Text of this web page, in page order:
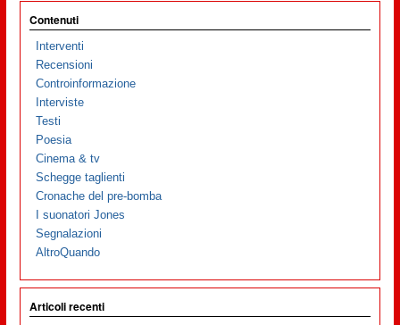
Contenuti
Interventi
Recensioni
Controinformazione
Interviste
Testi
Poesia
Cinema & tv
Schegge taglienti
Cronache del pre-bomba
I suonatori Jones
Segnalazioni
AltroQuando
Articoli recenti